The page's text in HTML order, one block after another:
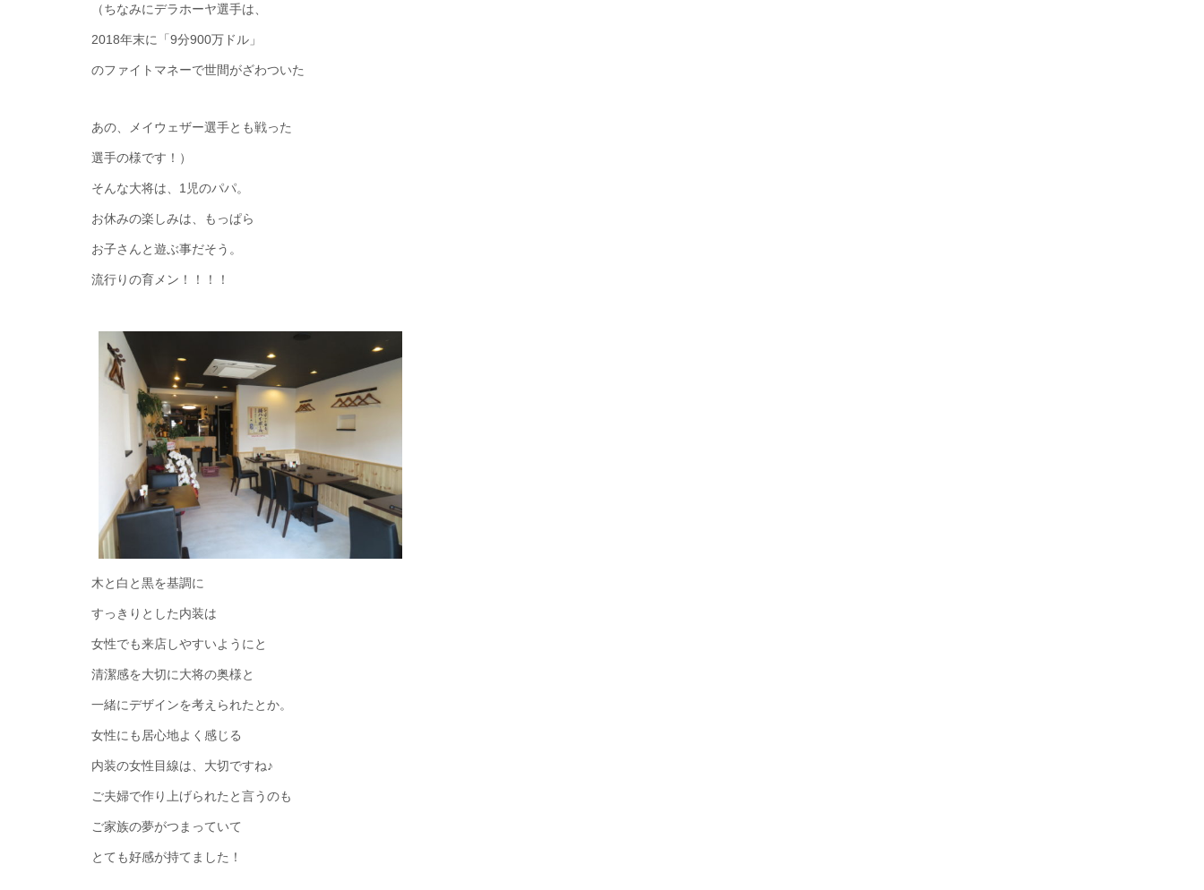
（ちなみにデラホーヤ選手は、
2018年末に「9分900万ドル」
のファイトマネーで世間がざわついた
あの、メイウェザー選手とも戦った
選手の様です！）
そんな大将は、1児のパパ。
お休みの楽しみは、もっぱら
お子さんと遊ぶ事だそう。
流行りの育メン！！！！
木と白と黒を基調に
すっきりとした内装は
女性でも来店しやすいようにと
清潔感を大切に大将の奥様と
一緒にデザインを考えられたとか。
女性にも居心地よく感じる
内装の女性目線は、大切ですね♪
ご夫婦で作り上げられたと言うのも
ご家族の夢がつまっていて
とても好感が持てました！